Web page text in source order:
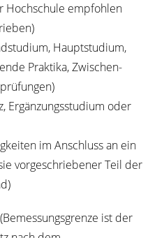
Hochschule empfohlen
Hauptstudium,
Praktika, Zwischen-
Ergänzungsstudium oder
im Anschluss an ein
vorgeschriebener Teil der
(Bemessungsgrenze ist der